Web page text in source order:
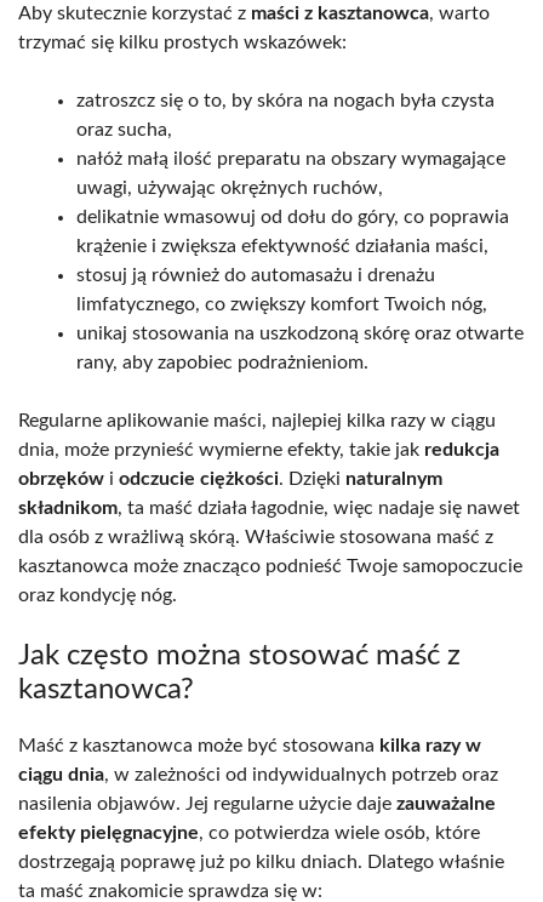
Aby skutecznie korzystać z maści z kasztanowca, warto
trzymać się kilku prostych wskazówek:
zatroszcz się o to, by skóra na nogach była czysta
oraz sucha,
nałóż małą ilość preparatu na obszary wymagające
uwagi, używając okrężnych ruchów,
delikatnie wmasowuj od dołu do góry, co poprawia
krążenie i zwiększa efektywność działania maści,
stosuj ją również do automasażu i drenażu
limfatycznego, co zwiększy komfort Twoich nóg,
unikaj stosowania na uszkodzoną skórę oraz otwarte
rany, aby zapobiec podrażnieniom.
Regularne aplikowanie maści, najlepiej kilka razy w ciągu
dnia, może przynieść wymierne efekty, takie jak redukcja
obrzęków i odczucie ciężkości. Dzięki naturalnym
składnikom, ta maść działa łagodnie, więc nadaje się nawet
dla osób z wrażliwą skórą. Właściwie stosowana maść z
kasztanowca może znacząco podnieść Twoje samopoczucie
oraz kondycję nóg.
Jak często można stosować maść z
kasztanowca?
Maść z kasztanowca może być stosowana kilka razy w
ciągu dnia, w zależności od indywidualnych potrzeb oraz
nasilenia objawów. Jej regularne użycie daje zauważalne
efekty pielęgnacyjne, co potwierdza wiele osób, które
dostrzegają poprawę już po kilku dniach. Dlatego właśnie
ta maść znakomicie sprawdza się w: